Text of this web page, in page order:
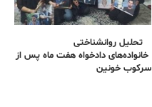
تحلیل روانشناختی
خانواده‌های دادخواه هفت ماه پس از
سرکوب خونین